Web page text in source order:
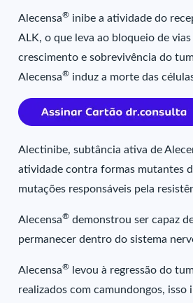
Alecensa® inibe a atividade do
ALK, o que leva ao bloqueio de
crescimento e sobrevivência do
Alecensa® induz a morte das
Alectinibe, subtância ativa de
atividade contra formas mutantes
mutações responsáveis pela
Alecensa® demonstrou ser capaz
permanecer dentro do sistema
Alecensa®
levou à regressão do
realizados com camundongos, isso